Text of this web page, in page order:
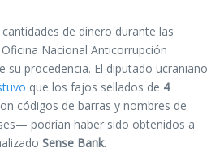
de dinero durante las
Nacional Anticorrupción
su procedencia. El diputado ucraniano
que los fajos sellados de 4
códigos de barras y nombres de
podrían haber sido obtenidos a
Sense Bank.